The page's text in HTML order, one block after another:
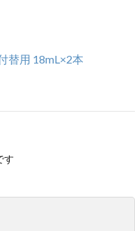
替用 18mL×2本
す